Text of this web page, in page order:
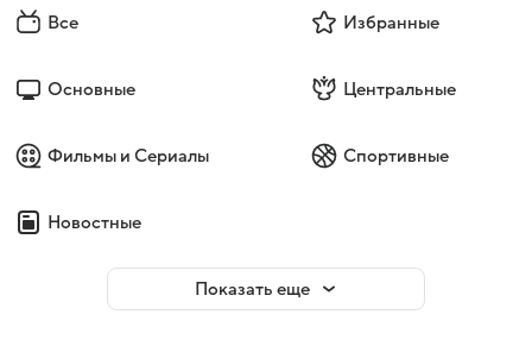
Все Избранные
Основные Центральные
Фильмы и Сериалы Спортивные
Новостные
Показать еще